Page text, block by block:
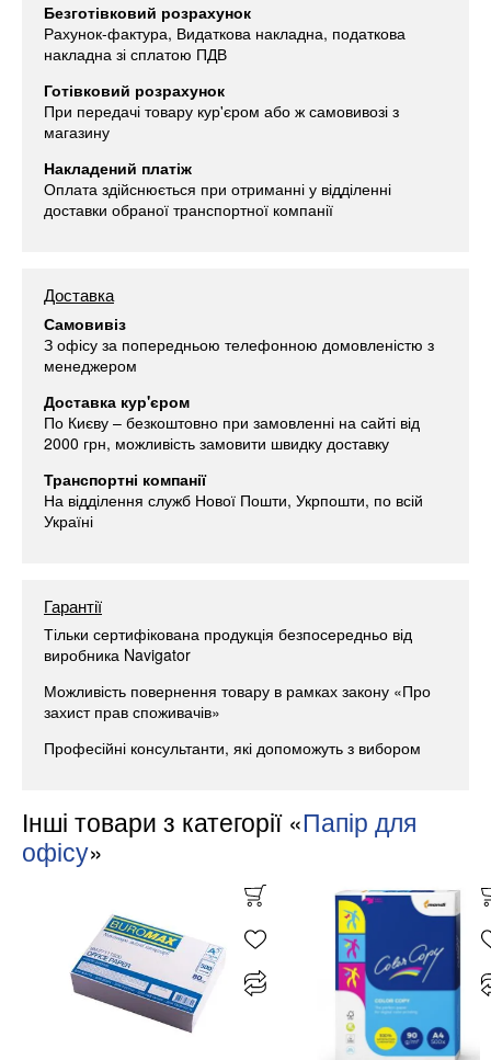
Безготівковий розрахунок
Рахунок-фактура, Видаткова накладна, податкова
накладна зі сплатою ПДВ
Готівковий розрахунок
При передачі товару кур'єром або ж самовивозі з
магазину
Накладений платіж
Оплата здійснюється при отриманні у відділенні
доставки обраної транспортної компанії
Доставка
Самовивіз
З офісу за попередньою телефонною домовленістю з
менеджером
Доставка кур'єром
По Києву – безкоштовно при замовленні на сайті від
2000 грн, можливість замовити швидку доставку
Транспортні компанії
На відділення служб Нової Пошти, Укрпошти, по всій
Україні
Гарантії
Тільки сертифікована продукція безпосередньо від
виробника Navigator
Можливість повернення товару в рамках закону «Про
захист прав споживачів»
Професійні консультанти, які допоможуть з вибором
Інші товари з категорії «Папір для
офісу»